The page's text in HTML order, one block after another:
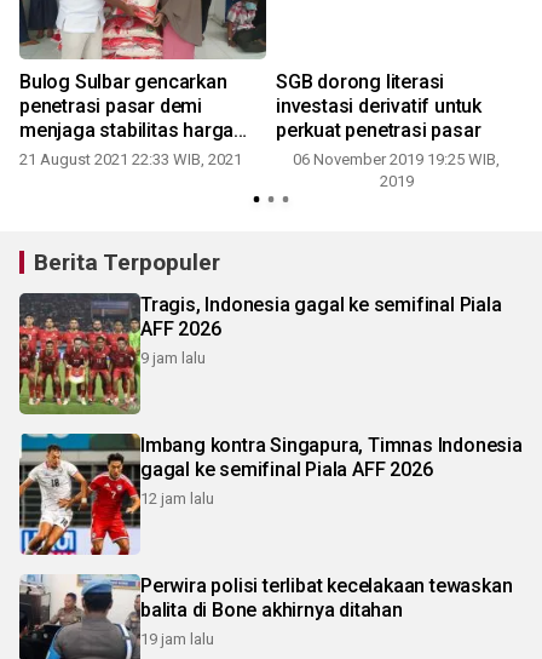
Bulog Sulbar gencarkan
penetrasi pasar demi
menjaga stabilitas harga
pangan
21 August 2021 22:33 WIB, 2021
SGB dorong literasi
investasi derivatif untuk
perkuat penetrasi pasar
06 November 2019 19:25 WIB,
2019
Berita Terpopuler
Tragis, Indonesia gagal ke semifinal Piala
AFF 2026
9 jam lalu
Imbang kontra Singapura, Timnas Indonesia
gagal ke semifinal Piala AFF 2026
12 jam lalu
Perwira polisi terlibat kecelakaan tewaskan
balita di Bone akhirnya ditahan
19 jam lalu